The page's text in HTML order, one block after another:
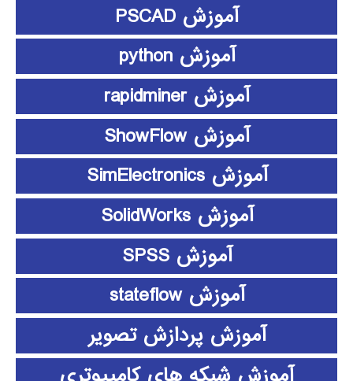
آموزش PSCAD
آموزش python
آموزش rapidminer
آموزش ShowFlow
آموزش SimElectronics
آموزش SolidWorks
آموزش SPSS
آموزش stateflow
آموزش پردازش تصویر